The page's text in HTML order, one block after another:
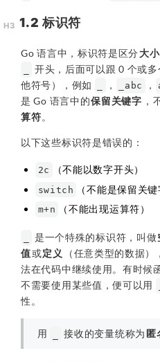
1.2 标识符
Go 语言中，标识符是区分大
开头，后面可以跟 0 个或
他符号），例如
， _abc ，
是 Go 语言中的保留关键字 ，
算符。
以下这些标识符是错误的：
2c （不能以数字开头）
switch （不能是保留关键
m+n （不能出现运算符）
是一个特殊的标识符，叫做
值或定义
（任意类型的数据
法在代码中继续使用。有时候
不需要使用某些值，便可以用
性。
用 接收的变量统称为 匿